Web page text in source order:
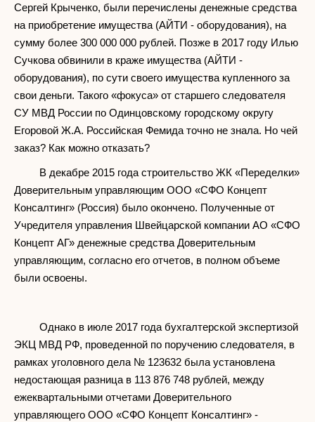
Сергей Крыченко, были перечислены денежные средства
на приобретение имущества (АЙТИ - оборудования), на
сумму более 300 000 000 рублей. Позже в 2017 году Илью
Сучкова обвинили в краже имущества (АЙТИ -
оборудования), по сути своего имущества купленного за
свои деньги. Такого «фокуса» от старшего следователя
СУ МВД России по Одинцовскому городскому округу
Егоровой Ж.А. Российская Фемида точно не знала. Но чей
заказ? Как можно отказать?
В декабре 2015 года строительство ЖК «Переделки»
Доверительным управляющим ООО «СФО Концепт
Консалтинг» (Россия) было окончено. Полученные от
Учредителя управления Швейцарской компании АО «СФО
Концепт АГ» денежные средства Доверительным
управляющим, согласно его отчетов, в полном объеме
были освоены.
Однако в июле 2017 года бухгалтерской экспертизой
ЭКЦ МВД РФ, проведенной по поручению следователя, в
рамках уголовного дела № 123632 была установлена
недостающая разница в 113 876 748 рублей, между
ежеквартальными отчетами Доверительного
управляющего ООО «СФО Концепт Консалтинг» -